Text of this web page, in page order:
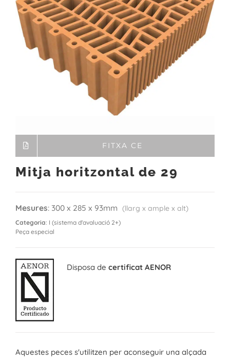
FITXA CE
Mitja horitzontal de 29
Mesures: 300 x 285 x 93mm (llarg x ample x alt)
Categoria: I (sistema d'avaluació 2+)
Peça especial
Disposa de certificat AENOR
Aquestes peces s'utilitzen per aconseguir una alçada